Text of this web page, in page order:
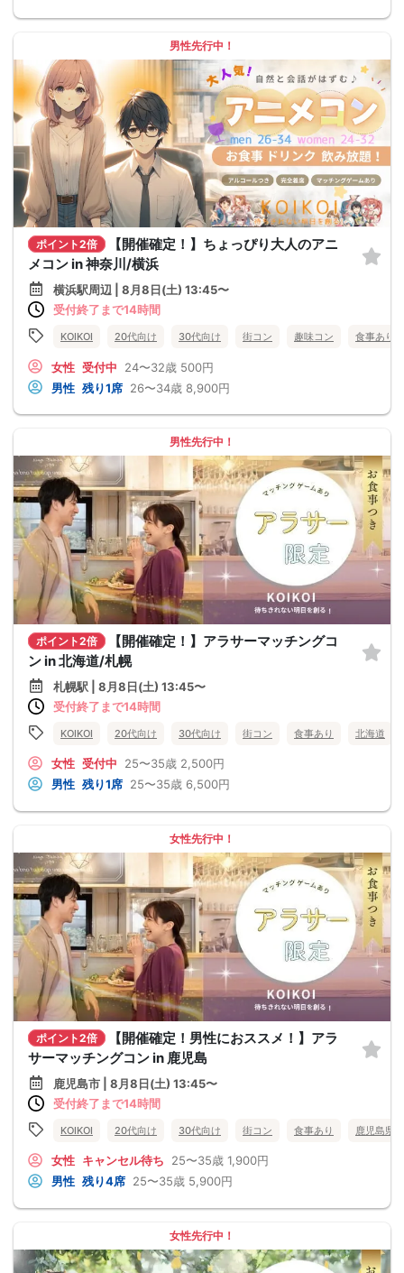
男性先行中！
ポイント2倍
【開催確定！】ちょっぴり大人のアニ
メコン in 神奈川/横浜
横浜駅周辺 | 8月8日(土) 13:45〜
受付終了まで14時間
KOIKOI 20代向け 30代向け 街コン 趣味コン 食事あり
女性 受付中 24〜32歳 500円
男性 残り1席 26〜34歳 8,900円
男性先行中！
ポイント2倍
【開催確定！】アラサーマッチングコ
ン in 北海道/札幌
札幌駅 | 8月8日(土) 13:45〜
受付終了まで14時間
KOIKOI 20代向け 30代向け 街コン 食事あり 北海道
女性 受付中 25〜35歳 2,500円
男性 残り1席 25〜35歳 6,500円
女性先行中！
ポイント2倍
【開催確定！男性におススメ！】アラ
サーマッチングコン in 鹿児島
鹿児島市 | 8月8日(土) 13:45〜
受付終了まで14時間
KOIKOI 20代向け 30代向け 街コン 食事あり 鹿児島県
女性 キャンセル待ち 25〜35歳 1,900円
男性 残り4席 25〜35歳 5,900円
女性先行中！